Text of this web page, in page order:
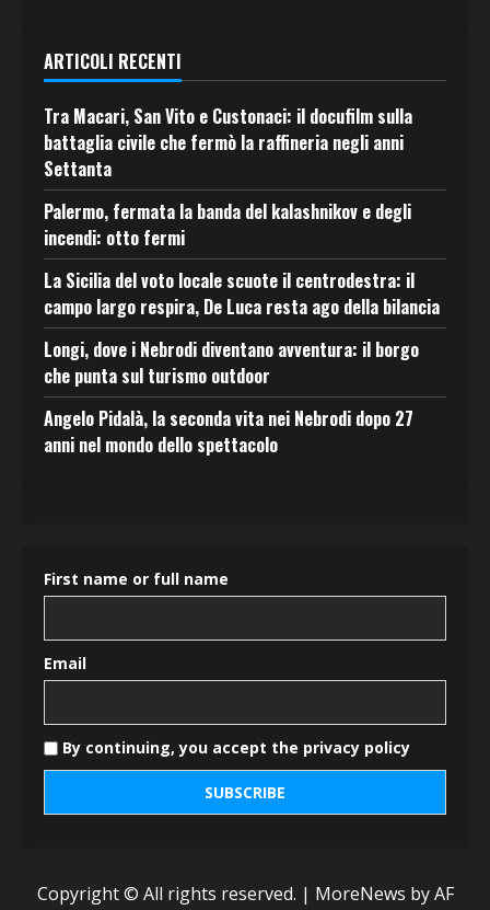
ARTICOLI RECENTI
Tra Macari, San Vito e Custonaci: il docufilm sulla
battaglia civile che fermò la raffineria negli anni
Settanta
Palermo, fermata la banda del kalashnikov e degli
incendi: otto fermi
La Sicilia del voto locale scuote il centrodestra: il
campo largo respira, De Luca resta ago della bilancia
Longi, dove i Nebrodi diventano avventura: il borgo
che punta sul turismo outdoor
Angelo Pidalà, la seconda vita nei Nebrodi dopo 27
anni nel mondo dello spettacolo
First name or full name
Email
By continuing, you accept the privacy policy
Copyright © All rights reserved. | MoreNews by AF